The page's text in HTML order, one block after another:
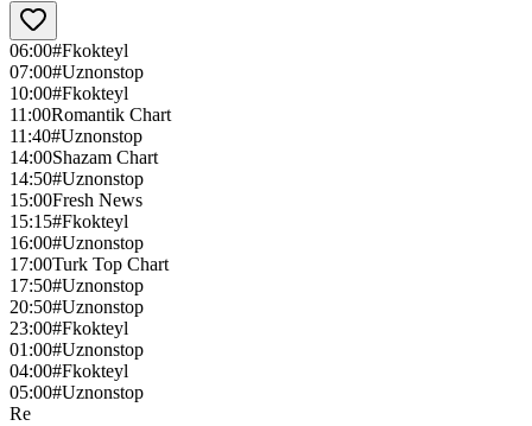
06:00#Fkokteyl
07:00#Uznonstop
10:00#Fkokteyl
11:00Romantik Chart
11:40#Uznonstop
14:00Shazam Chart
14:50#Uznonstop
15:00Fresh News
15:15#Fkokteyl
16:00#Uznonstop
17:00Turk Top Chart
17:50#Uznonstop
20:50#Uznonstop
23:00#Fkokteyl
01:00#Uznonstop
04:00#Fkokteyl
05:00#Uznonstop
Re